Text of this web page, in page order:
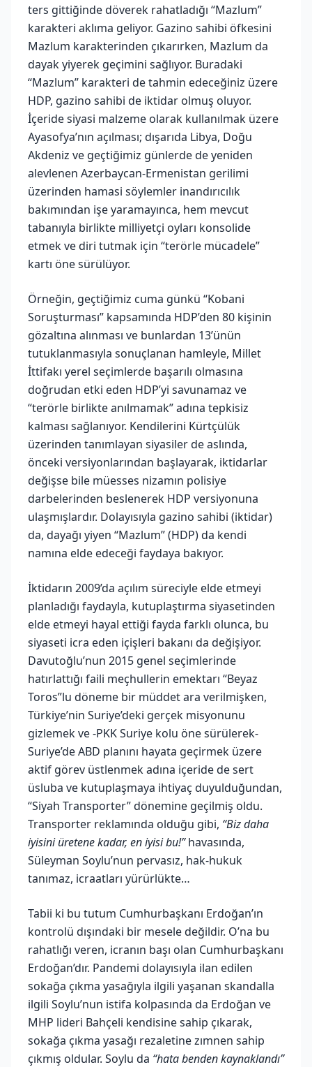
ters gittiğinde döverek rahatladığı “Mazlum”
karakteri aklıma geliyor. Gazino sahibi öfkesini
Mazlum karakterinden çıkarırken, Mazlum da
dayak yiyerek geçimini sağlıyor. Buradaki
“Mazlum” karakteri de tahmin edeceğiniz üzere
HDP, gazino sahibi de iktidar olmuş oluyor.
İçeride siyasi malzeme olarak kullanılmak üzere
Ayasofya’nın açılması; dışarıda Libya, Doğu
Akdeniz ve geçtiğimiz günlerde de yeniden
alevlenen Azerbaycan-Ermenistan gerilimi
üzerinden hamasi söylemler inandırıcılık
bakımından işe yaramayınca, hem mevcut
tabanıyla birlikte milliyetçi oyları konsolide
etmek ve diri tutmak için “terörle mücadele”
kartı öne sürülüyor.
Örneğin, geçtiğimiz cuma günkü “Kobani
Soruşturması” kapsamında HDP’den 80 kişinin
gözaltına alınması ve bunlardan 13’ünün
tutuklanmasıyla sonuçlanan hamleyle, Millet
İttifakı yerel seçimlerde başarılı olmasına
doğrudan etki eden HDP’yi savunamaz ve
“terörle birlikte anılmamak” adına tepkisiz
kalması sağlanıyor. Kendilerini Kürtçülük
üzerinden tanımlayan siyasiler de aslında,
önceki versiyonlarından başlayarak, iktidarlar
değişse bile müesses nizamın polisiye
darbelerinden beslenerek HDP versiyonuna
ulaşmışlardır. Dolayısıyla gazino sahibi (iktidar)
da, dayağı yiyen “Mazlum” (HDP) da kendi
namına elde edeceği faydaya bakıyor.
İktidarın 2009’da açılım süreciyle elde etmeyi
planladığı faydayla, kutuplaştırma siyasetinden
elde etmeyi hayal ettiği fayda farklı olunca, bu
siyaseti icra eden içişleri bakanı da değişiyor.
Davutoğlu’nun 2015 genel seçimlerinde
hatırlattığı faili meçhullerin emektarı “Beyaz
Toros”lu döneme bir müddet ara verilmişken,
Türkiye’nin Suriye’deki gerçek misyonunu
gizlemek ve -PKK Suriye kolu öne sürülerek-
Suriye’de ABD planını hayata geçirmek üzere
aktif görev üstlenmek adına içeride de sert
üsluba ve kutuplaşmaya ihtiyaç duyulduğundan,
“Siyah Transporter” dönemine geçilmiş oldu.
Transporter reklamında olduğu gibi, “Biz daha
iyisini üretene kadar, en iyisi bu!”havasında,
Süleyman Soylu’nun pervasız, hak-hukuk
tanımaz, icraatları yürürlükte…
Tabii ki bu tutum Cumhurbaşkanı Erdoğan’ın
kontrolü dışındaki bir mesele değildir. O’na bu
rahatlığı veren, icranın başı olan Cumhurbaşkanı
Erdoğan’dır. Pandemi dolayısıyla ilan edilen
sokağa çıkma yasağıyla ilgili yaşanan skandalla
ilgili Soylu’nun istifa kolpasında da Erdoğan ve
MHP lideri Bahçeli kendisine sahip çıkarak,
sokağa çıkma yasağı rezaletine zımnen sahip
çıkmış oldular. Soylu da “hata benden kaynaklandı”